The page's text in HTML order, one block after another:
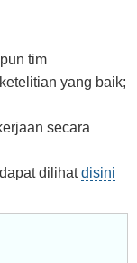
tim
yang baik;
secara
dilihatdisini